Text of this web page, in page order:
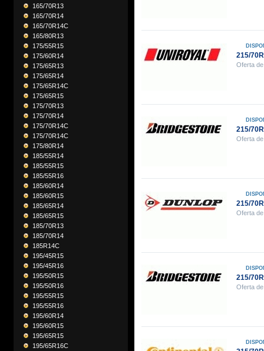
165/70R13
165/70R14
165/70R14C
165/80R13
175/55R15
175/60R14
175/65R13
175/65R14
175/65R14C
175/65R15
175/70R13
175/70R14
175/70R14C
175/70R14C
175/80R14
185/55R14
185/55R15
185/55R16
185/60R14
185/60R15
185/65R14
185/65R15
185/70R13
185/70R14
185R14C
195/45R15
195/45R16
195/50R15
195/50R16
195/55R15
195/55R16
195/60R14
195/60R15
195/65R15
195/65R16C
215/
Oferta
215/
Oferta
215/
Oferta
215/
Oferta